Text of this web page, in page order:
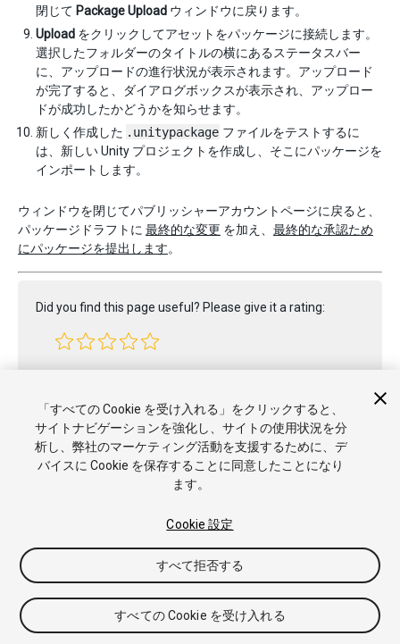
閉じて Package Upload ウィンドウに戻ります。
Upload をクリックしてアセットをパッケージに接続します。
選択したフォルダーのタイトルの横にあるステータスバー
に、アップロードの進行状況が表示されます。アップロード
が完了すると、ダイアログボックスが表示され、アップロー
ドが成功したかどうかを知らせます。
新しく作成した .unitypackage ファイルをテストするに
は、新しい Unity プロジェクトを作成し、そこにパッケージを
インポートします。
ウィンドウを閉じてパブリッシャーアカウントページに戻ると、
パッケージドラフトに 最終的な変更 を加え、 最終的な承認ため
にパッケージを提出します。
Did you find this page useful? Please give it a rating:
Copyright © 2023 Unity Technologies. Publication 2023.1
チュートリアル
ナレッジベース
ッキー
私の個人情報を販売または共有しない
Cookie 優先設定
「すべての Cookie を受け入れる」をクリックすると、
サイトナビゲーションを強化し、サイトの使用状況を分
析し、弊社のマーケティング活動を支援するために、デ
バイスに Cookie を保存することに同意したことになり
ます。
Cookie 設定
すべて拒否する
すべての Cookie を受け入れる